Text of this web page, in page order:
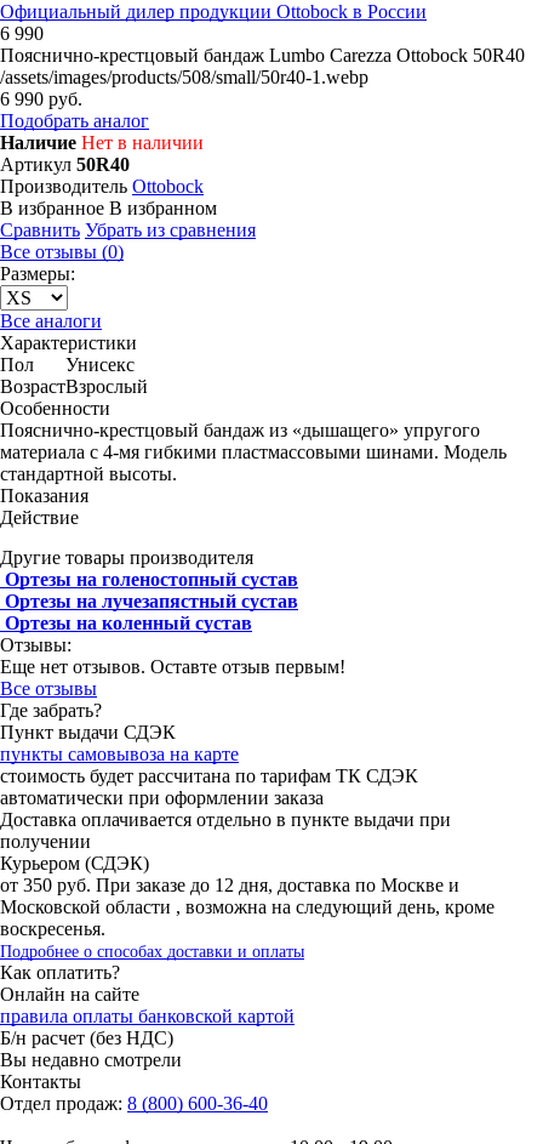
Официальный дилер продукции Ottobock в России
6 990
Пояснично-крестцовый бандаж Lumbo Carezza Ottobock 50R40
/assets/images/products/508/small/50r40-1.webp
6 990 руб.
Подобрать аналог
Наличие Нет в наличии
Артикул 50R40
Производитель Ottobock
В избранное В избранном
Сравнить Убрать из сравнения
Все отзывы (0)
Размеры:
Все аналоги
Характеристики
Пол
Унисекс
ВозрастВзрослый
Особенности
Пояснично-крестцовый бандаж из «дышащего» упругого
материала с 4-мя гибкими пластмассовыми шинами. Модель
стандартной высоты.
Показания
Действие
Другие товары производителя
Ортезы на голеностопный сустав
Ортезы на лучезапястный сустав
Ортезы на коленный сустав
Отзывы:
Еще нет отзывов. Оставте отзыв первым!
Все отзывы
Где забрать?
Пункт выдачи СДЭК
пункты самовывоза на карте
стоимость будет рассчитана по тарифам ТК СДЭК
автоматически при оформлении заказа
Доставка оплачивается отдельно в пункте выдачи при
получении
Курьером (СДЭК)
от 350 руб. При заказе до 12 дня, доставка по Москве и
Московской области , возможна на следующий день, кроме
воскресенья.
Подробнее о способах доставки и оплаты
Как оплатить?
Онлайн на сайте
правила оплаты банковской картой
Б/н расчет (без НДС)
Вы недавно смотрели
Контакты
Отдел продаж: 8 (800) 600-36-40